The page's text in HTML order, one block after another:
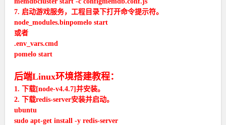
7. 启动游戏服务，工程目录下打开命令提示符。
node_modules.binpomelo start
或者
.env_vars.cmd
pomelo start
后端Linux环境搭建教程：
1. 下载[node-v4.4.7]并安装。
2. 下载redis-server安装并启动。
ubuntu
sudo apt-get install -y redis-server